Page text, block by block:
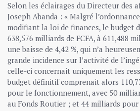
Selon les éclairages du Directeur des
Joseph Abanda : « Malgré
modifiant la loi de finances, le budget
638,576 milliards de FCFA, à 611,488
une baisse de 4,42 %, qui n’a
grande incidence sur l’activité de
celle-ci concernait uniquement les
budget définitif comprenait alors
pour le fonctionnement, avec 50
au Fonds Routier ; et 44 milliards